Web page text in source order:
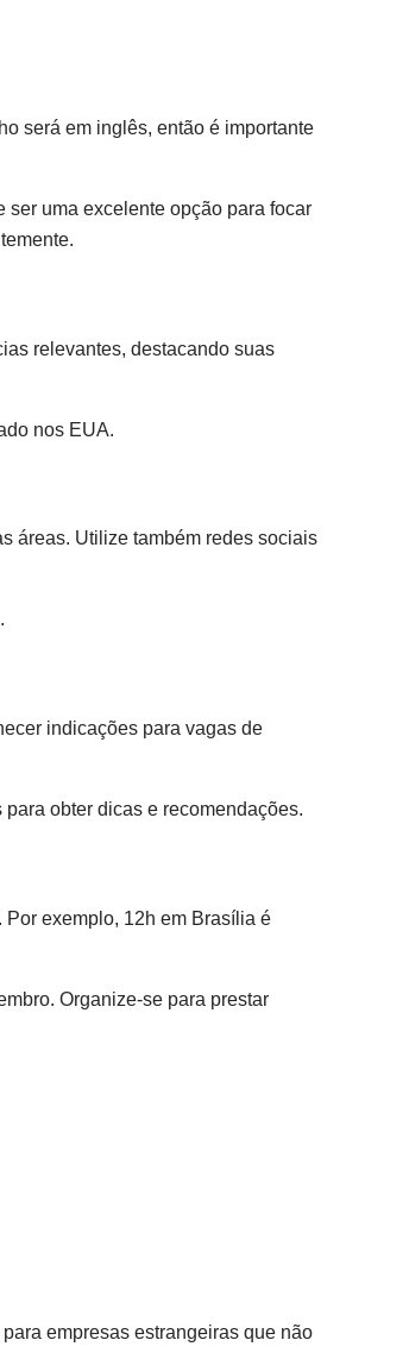
será em inglês, então é importante
ser uma excelente opção para focar
relevantes, destacando suas
nos EUA.
áreas. Utilize também redes sociais
indicações para vagas de
obter dicas e recomendações.
exemplo, 12h em Brasília é
Organize-se para prestar
empresas estrangeiras que não